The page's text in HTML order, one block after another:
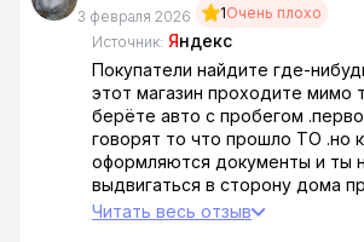
3 февраля 2026 1Очень плохо
Источник: Яндекс
Покупатели найдите где-
этот магазин проходите мимо
берёте авто с пробегом
говорят то что прошло ТО .но
оформляются документы и ты
выдвигаться в сторону дома
очень-очень многое в итоге
Читать весь отзыв